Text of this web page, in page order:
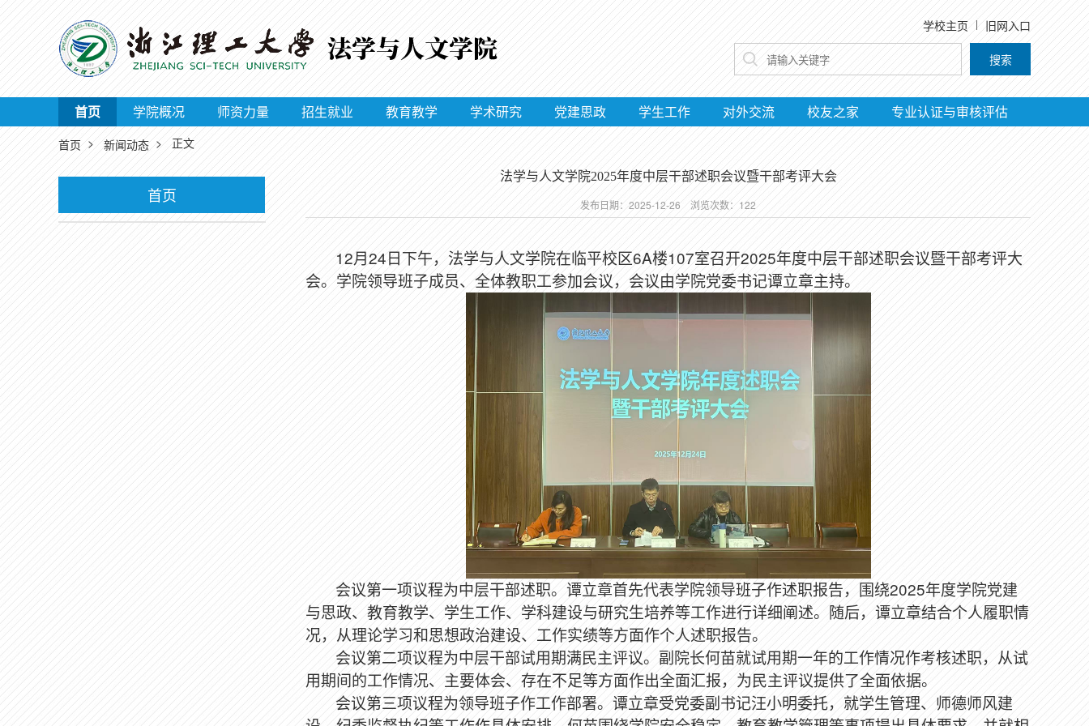
学校主页 旧网入口
搜索
首页 学院概况 师资力量 招生就业 教育教学 学术研究 党建思政 学生工作 对外交流 校友之家 专业认证与审核评估
首页 > 新闻动态 > 正文
首页
法学与人文学院2025年度中层干部述职会议暨干部考评大会
发布日期：2025-12-26 浏览次数： 122
12月24日下午，法学与人文学院在临平校区6A楼107室召开2025年度中层干部述职会议暨干部考评大
会。学院领导班子成员、全体教职工参加会议，会议由学院党委书记谭立章主持。
会议第一项议程为中层干部述职。谭立章首先代表学院领导班子作述职报告，围绕2025年度学院党建
与思政、教育教学、学生工作、学科建设与研究生培养等工作进行详细阐述。随后，谭立章结合个人履职情
况，从理论学习和思想政治建设、工作实绩等方面作个人述职报告。
会议第二项议程为中层干部试用期满民主评议。副院长何苗就试用期一年的工作情况作考核述职，从试
用期间的工作情况、主要体会、存在不足等方面作出全面汇报，为民主评议提供了全面依据。
会议第三项议程为领导班子作工作部署。谭立章受党委副书记汪小明委托，就学生管理、师德师风建